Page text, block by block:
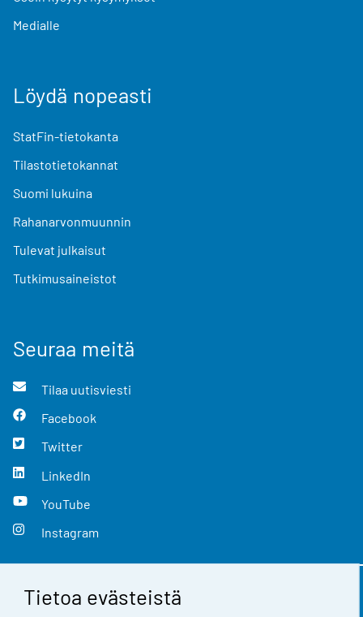
Tietoa evästeistä
Medialle
Löydä nopeasti
StatFin-tietokanta
Tilastotietokannat
Suomi lukuina
Rahanarvonmuunnin
Tulevat julkaisut
Tutkimusaineistot
Seuraa meitä
Tilaa uutisviesti
Facebook
Twitter
LinkedIn
YouTube
Instagram
Yhteystiedot